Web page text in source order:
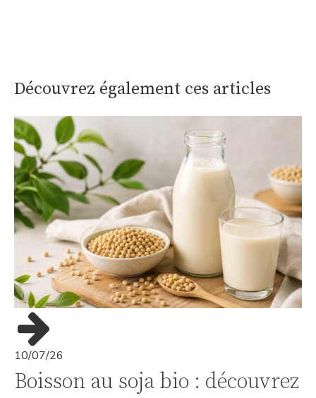
Découvrez également ces articles
10/07/26
Boisson au soja bio : découvrez